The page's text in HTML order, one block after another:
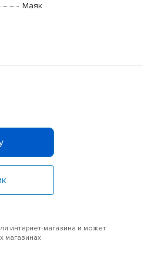
Маяк
интернет-магазина и может
магазинах